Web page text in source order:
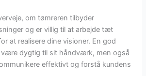
om tømreren tilbyder
og er villig til at arbejde tæt
at realisere dine visioner. En god
være dygtig til sit håndværk, men også
effektivt og forstå kundens